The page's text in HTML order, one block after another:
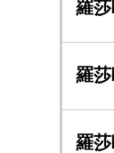
迷
大
迷
羅
羅
大
羅
羅
羅